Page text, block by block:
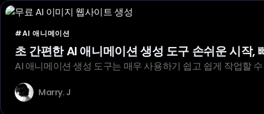
#AI 애니메이션
초 간편한 AI 애니메이션 생성 도구 손쉬운 시작,
AI 애니메이션 생성 도구는 매우 사용하기 쉽고 쉽게 작업할
Marry. J